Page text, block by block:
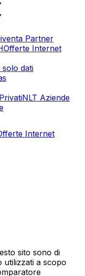
Partner
Offerte Internet
solo dati
NLT Aziende
Internet
sito sono di
utilizzati a scopo